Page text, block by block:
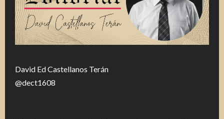
David Ed Castellanos Terán
@dect1608